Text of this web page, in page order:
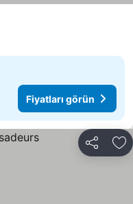
Fiyatları görün
Paylaş